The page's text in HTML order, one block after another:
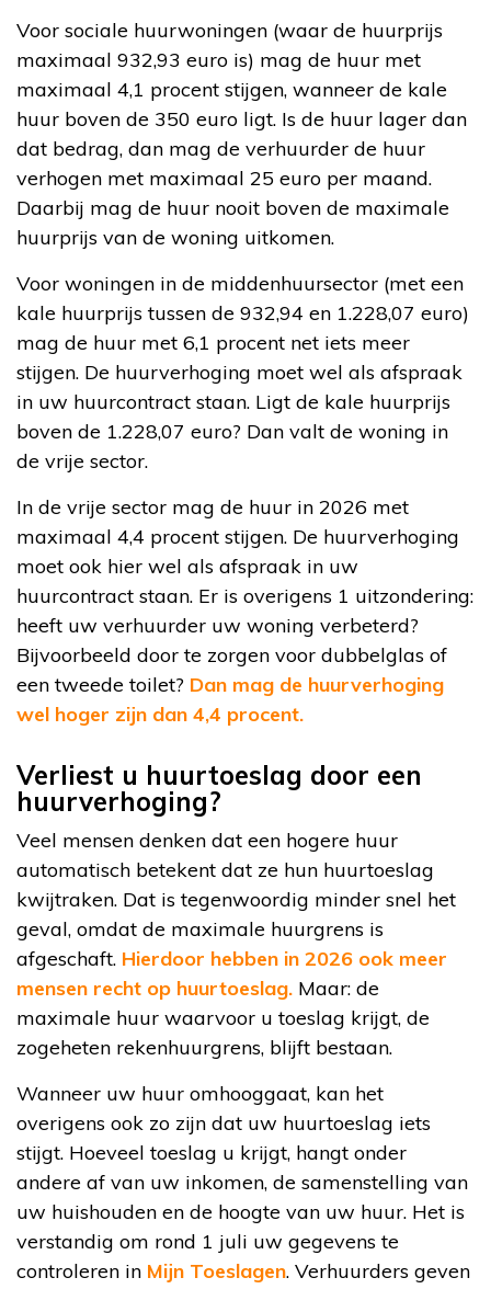
Voor sociale huurwoningen (waar de huurprijs
maximaal 932,93 euro is) mag de huur met
maximaal 4,1 procent stijgen, wanneer de kale
huur boven de 350 euro ligt. Is de huur lager dan
dat bedrag, dan mag de verhuurder de huur
verhogen met maximaal 25 euro per maand.
Daarbij mag de huur nooit boven de maximale
huurprijs van de woning uitkomen.
Voor woningen in de middenhuursector (met een
kale huurprijs tussen de 932,94 en 1.228,07 euro)
mag de huur met 6,1 procent net iets meer
stijgen. De huurverhoging moet wel als afspraak
in uw huurcontract staan. Ligt de kale huurprijs
boven de 1.228,07 euro? Dan valt de woning in
de vrije sector.
In de vrije sector mag de huur in 2026 met
maximaal 4,4 procent stijgen. De huurverhoging
moet ook hier wel als afspraak in uw
huurcontract staan. Er is overigens 1 uitzondering:
heeft uw verhuurder uw woning verbeterd?
Bijvoorbeeld door te zorgen voor dubbelglas of
een tweede toilet? Dan mag de huurverhoging
wel hoger zijn dan 4,4 procent.
Verliest u huurtoeslag door een
huurverhoging?
Veel mensen denken dat een hogere huur
automatisch betekent dat ze hun huurtoeslag
kwijtraken. Dat is tegenwoordig minder snel het
geval, omdat de maximale huurgrens is
afgeschaft. Hierdoor hebben in 2026 ook meer
mensen recht op huurtoeslag. Maar: de
maximale huur waarvoor u toeslag krijgt, de
zogeheten rekenhuurgrens, blijft bestaan.
Wanneer uw huur omhooggaat, kan het
overigens ook zo zijn dat uw huurtoeslag iets
stijgt. Hoeveel toeslag u krijgt, hangt onder
andere af van uw inkomen, de samenstelling van
uw huishouden en de hoogte van uw huur. Het is
verstandig om rond 1 juli uw gegevens te
controleren in Mijn Toeslagen. Verhuurders geven